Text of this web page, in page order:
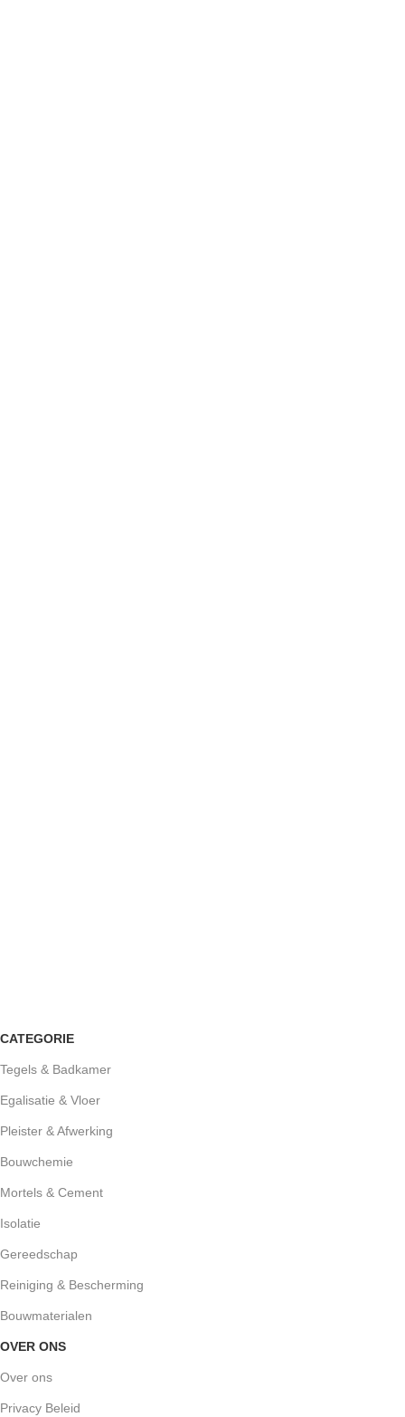
CATEGORIE
Tegels & Badkamer
Egalisatie & Vloer
Pleister & Afwerking
Bouwchemie
Mortels & Cement
Isolatie
Gereedschap
Reiniging & Bescherming
Bouwmaterialen
OVER ONS
Over ons
Privacy Beleid